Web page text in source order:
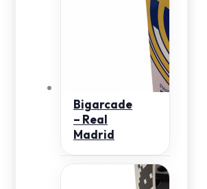
Bigarcade
– Real
Madrid